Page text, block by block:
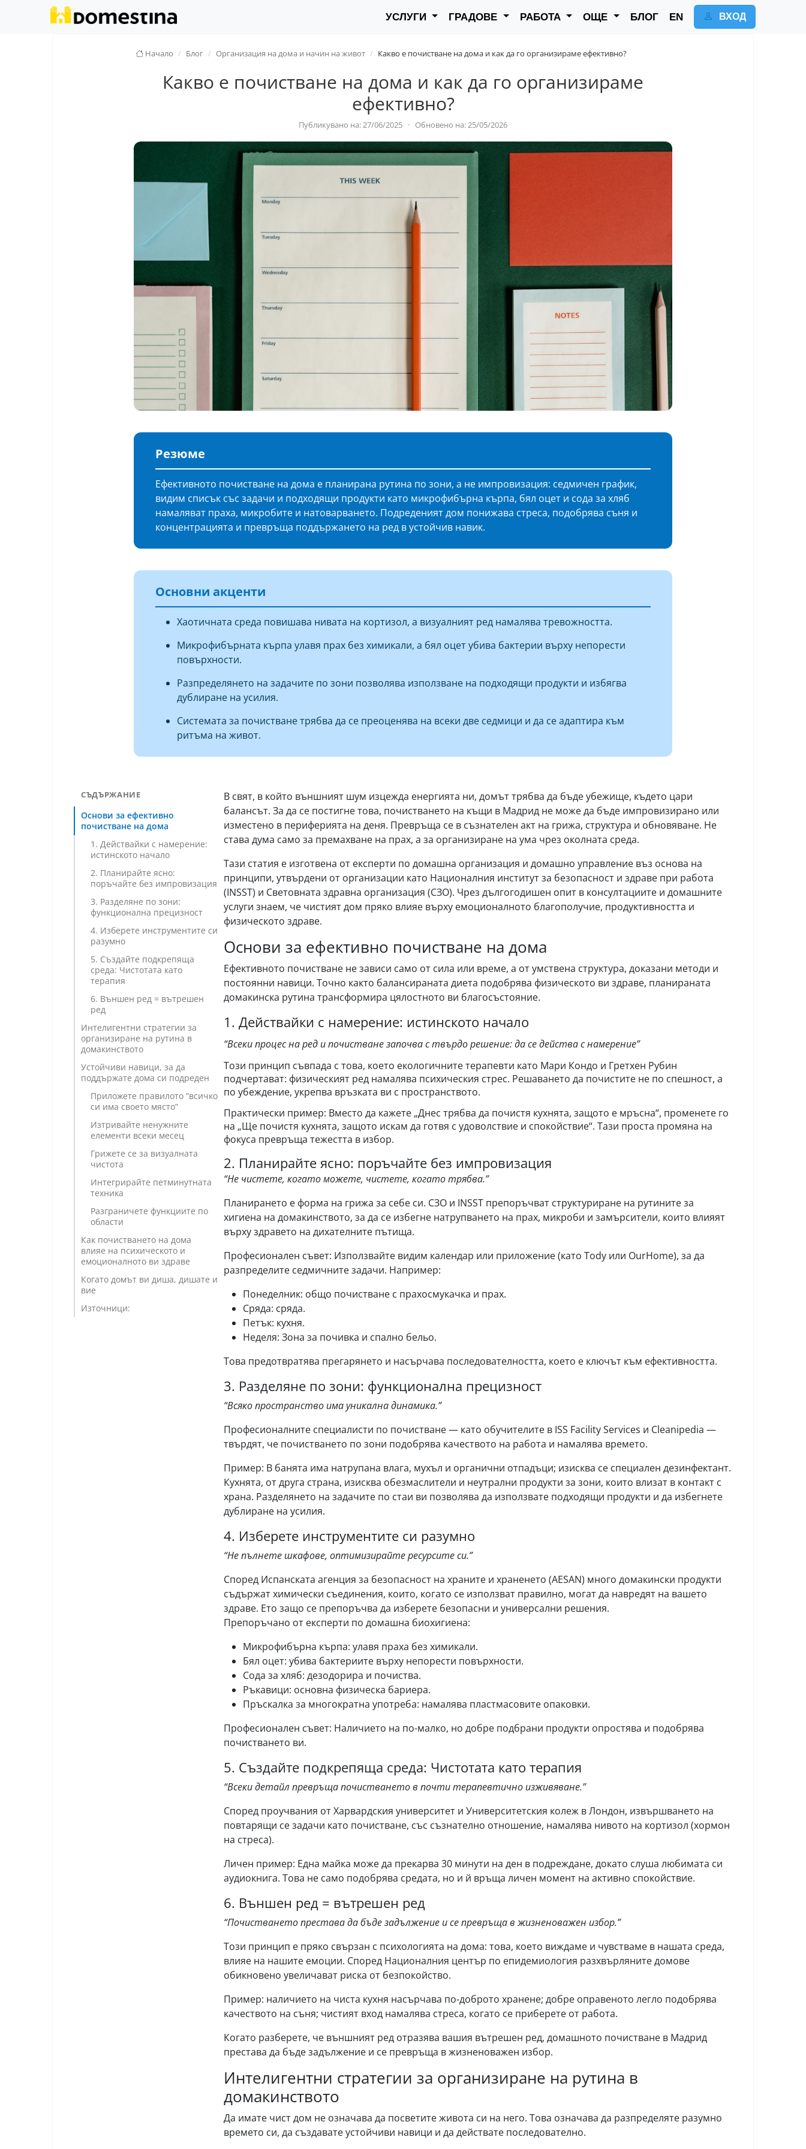
УСЛУГИ ГРАДОВЕ РАБОТА ОЩЕ БЛОГ EN ВХОД
Начало Блог Организация на дома и начин на живот Какво е почистване на дома и как да го организираме ефективно?
Какво е почистване на дома и как да го организираме
ефективно?
Публикувано на: 27/06/2025 · Обновено на: 25/05/2026
Резюме
Ефективното почистване на дома е планирана рутина по зони, а не импровизация: седмичен график,
видим списък със задачи и подходящи продукти като микрофибърна кърпа, бял оцет и сода за хляб
намаляват праха, микробите и натоварването. Подреденият дом понижава стреса, подобрява съня и
концентрацията и превръща поддържането на ред в устойчив навик.
Основни акценти
Хаотичната среда повишава нивата на кортизол, а визуалният ред намалява тревожността.
Микрофибърната кърпа улавя прах без химикали, а бял оцет убива бактерии върху непорести
повърхности.
Разпределянето на задачите по зони позволява използване на подходящи продукти и избягва
дублиране на усилия.
Системата за почистване трябва да се преоценява на всеки две седмици и да се адаптира към
ритъма на живот.
СЪДЪРЖАНИЕ
Основи за ефективно
почистване на дома
1. Действайки с намерение:
истинското начало
2. Планирайте ясно:
поръчайте без импровизация
3. Разделяне по зони:
функционална прецизност
4. Изберете инструментите си
разумно
5. Създайте подкрепяща
среда: Чистотата като
терапия
6. Външен ред = вътрешен
ред
Интелигентни стратегии за
организиране на рутина в
домакинството
Устойчиви навици, за да
поддържате дома си подреден
Приложете правилото “всичко
си има своето място”
Изтривайте ненужните
елементи всеки месец
Грижете се за визуалната
чистота
Интегрирайте петминутната
техника
Разграничете функциите по
области
Как почистването на дома
влияе на психическото и
емоционалното ви здраве
Когато домът ви диша, дишате и
вие
Източници:
В свят, в който външният шум изцежда енергията ни, домът трябва да бъде убежище, където цари
балансът. За да се постигне това, почистването на къщи в Мадрид не може да бъде импровизирано или
изместено в периферията на деня. Превръща се в съзнателен акт на грижа, структура и обновяване. Не
става дума само за премахване на прах, а за организиране на ума чрез околната среда.
Тази статия е изготвена от експерти по домашна организация и домашно управление въз основа на
принципи, утвърдени от организации като Националния институт за безопасност и здраве при работа
(INSST) и Световната здравна организация (СЗО). Чрез дългогодишен опит в консултациите и домашните
услуги знаем, че чистият дом пряко влияе върху емоционалното благополучие, продуктивността и
физическото здраве.
Основи за ефективно почистване на дома
Ефективното почистване не зависи само от сила или време, а от умствена структура, доказани методи и
постоянни навици. Точно както балансираната диета подобрява физическото ви здраве, планираната
домакинска рутина трансформира цялостното ви благосъстояние.
1. Действайки с намерение: истинското начало
“Всеки процес на ред и почистване започва с твърдо решение: да се действа с намерение”
Този принцип съвпада с това, което екологичните терапевти като Мари Кондо и Гретхен Рубин
подчертават: физическият ред намалява психическия стрес. Решаването да почистите не по спешност, а
по убеждение, укрепва връзката ви с пространството.
Практически пример: Вместо да кажете „Днес трябва да почистя кухнята, защото е мръсна“, променете го
на „Ще почистя кухнята, защото искам да готвя с удоволствие и спокойствие“. Тази проста промяна на
фокуса превръща тежестта в избор.
2. Планирайте ясно: поръчайте без импровизация
“Не чистете, когато можете, чистете, когато трябва.”
Планирането е форма на грижа за себе си. СЗО и INSST препоръчват структуриране на рутините за
хигиена на домакинството, за да се избегне натрупването на прах, микроби и замърсители, които влияят
върху здравето на дихателните пътища.
Професионален съвет: Използвайте видим календар или приложение (като Tody или OurHome), за да
разпределите седмичните задачи. Например:
Понеделник: общо почистване с прахосмукачка и прах.
Сряда: сряда.
Петък: кухня.
Неделя: Зона за почивка и спално бельо.
Това предотвратява прегарянето и насърчава последователността, което е ключът към ефективността.
3. Разделяне по зони: функционална прецизност
“Всяко пространство има уникална динамика.”
Професионалните специалисти по почистване — като обучителите в ISS Facility Services и Cleanipedia —
твърдят, че почистването по зони подобрява качеството на работа и намалява времето.
Пример: В банята има натрупана влага, мухъл и органични отпадъци; изисква се специален дезинфектант.
Кухнята, от друга страна, изисква обезмаслители и неутрални продукти за зони, които влизат в контакт с
храна. Разделянето на задачите по стаи ви позволява да използвате подходящи продукти и да избегнете
дублиране на усилия.
4. Изберете инструментите си разумно
“Не пълнете шкафове, оптимизирайте ресурсите си.”
Според Испанската агенция за безопасност на храните и храненето (AESAN) много домакински продукти
съдържат химически съединения, които, когато се използват правилно, могат да навредят на вашето
здраве. Ето защо се препоръчва да изберете безопасни и универсални решения.
Препоръчано от експерти по домашна биохигиена:
Микрофибърна кърпа: улавя праха без химикали.
Бял оцет: убива бактериите върху непорести повърхности.
Сода за хляб: дезодорира и почиства.
Ръкавици: основна физическа бариера.
Пръскалка за многократна употреба: намалява пластмасовите опаковки.
Професионален съвет: Наличието на по-малко, но добре подбрани продукти опростява и подобрява
почистването ви.
5. Създайте подкрепяща среда: Чистотата като терапия
“Всеки детайл превръща почистването в почти терапевтично изживяване.”
Според проучвания от Харвардския университет и Университетския колеж в Лондон, извършването на
повтарящи се задачи като почистване, със съзнателно отношение, намалява нивото на кортизол (хормон
на стреса).
Личен пример: Една майка може да прекарва 30 минути на ден в подреждане, докато слуша любимата си
аудиокнига. Това не само подобрява средата, но и й връща личен момент на активно спокойствие.
6. Външен ред = вътрешен ред
“Почистването престава да бъде задължение и се превръща в жизненоважен избор.”
Този принцип е пряко свързан с психологията на дома: това, което виждаме и чувстваме в нашата среда,
влияе на нашите емоции. Според Националния център по епидемиология разхвърляните домове
обикновено увеличават риска от безпокойство.
Пример: наличието на чиста кухня насърчава по-доброто хранене; добре оправеното легло подобрява
качеството на съня; чистият вход намалява стреса, когато се приберете от работа.
Когато разберете, че външният ред отразява вашия вътрешен ред, домашното почистване в Мадрид
престава да бъде задължение и се превръща в жизненоважен избор.
Интелигентни стратегии за организиране на рутина в
домакинството
Да имате чист дом не означава да посветите живота си на него. Това означава да разпределяте разумно
времето си, да създавате устойчиви навици и да действате последователно.